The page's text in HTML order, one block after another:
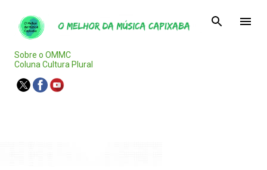
Sobre o OMMC
Coluna Cultura Plural